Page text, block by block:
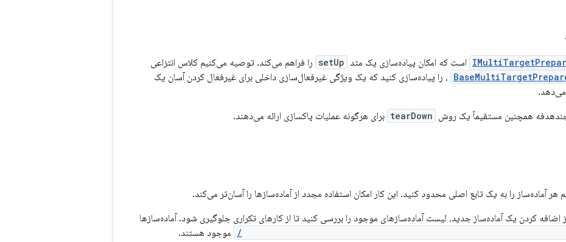
است که امکان پیاده‌سازی یک متد setUp را فراهم می‌کند. توصیه می‌کنیم کلاس انتزاعی
، را پیاده‌سازی کنید که یک ویژگی غیرفعال‌سازی داخلی برای غیرفعال کردن آسان یک
می‌دهد.
چندهدفه همچنین مستقیماً یک روش tearDown برای هرگونه عملیات پاکسازی ارائه می‌دهند.
آماده‌ساز را به یک تابع اصلی محدود کنید. این کار امکان استفاده مجدد از آماده‌سازها را آسان‌تر می‌کند.
اضافه کردن یک آماده‌ساز جدید، لیست آماده‌سازهای موجود را بررسی کنید تا از کارهای تکراری جلوگیری شود. آماده‌سازها
موجود هستند.